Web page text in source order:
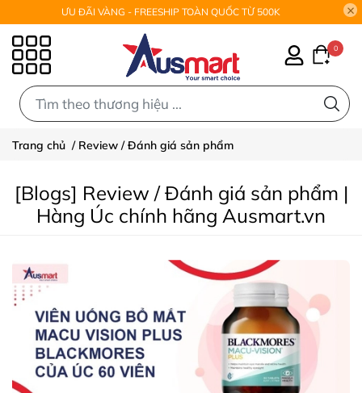
ƯU ĐÃI VÀNG - FREESHIP TOÀN QUỐC TỪ 500K
0
Trang chủ / Review / Đánh giá sản phẩm
[Blogs] Review / Đánh giá sản phẩm |
Hàng Úc chính hãng Ausmart.vn